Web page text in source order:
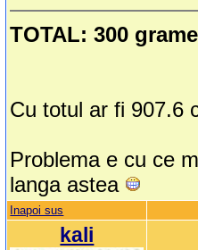
TOTAL: 300
Cu totul ar fi 907.6
Problema e cu ce
langa astea
Inapoi sus
kali